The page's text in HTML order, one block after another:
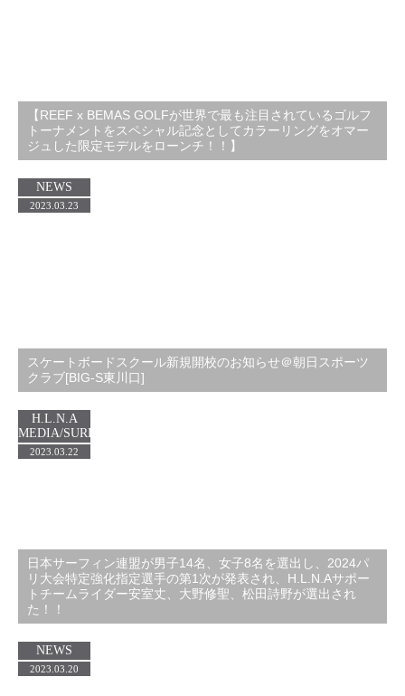
【REEF x BEMAS GOLFが世界で最も注目されているゴルフ
トーナメントをスペシャル記念としてカラーリングをオマー
ジュした限定モデルをローンチ！！】
スケートボードスクール新規開校のお知らせ＠朝日スポーツ
クラブ[BIG-S東川口]
NEWS
2023.03.23
日本サーフィン連盟が男子14名、女子8名を選出し、2024パ
リ大会特定強化指定選手の第1次が発表され、H.L.N.Aサポー
トチームライダー安室丈、大野修聖、松田詩野が選出され
た！！
H.L.N.A
MEDIA/SURF
2023.03.22
NEWS
2023.03.20